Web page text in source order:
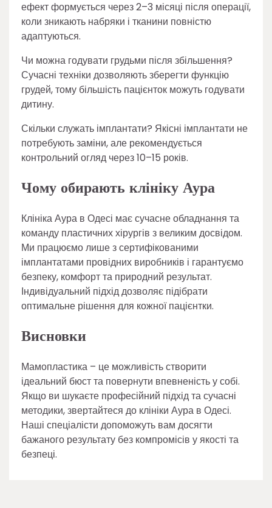
ефект формується через 2–3 місяці після операції,
коли зникають набряки і тканини повністю
адаптуються.
Чи можна годувати грудьми після збільшення?
Сучасні техніки дозволяють зберегти функцію
грудей, тому більшість пацієнток можуть годувати
дитину.
Скільки служать імплантати? Якісні імплантати не
потребують заміни, але рекомендується
контрольний огляд через 10–15 років.
Чому обирають клініку Аура
Клініка Аура в Одесі має сучасне обладнання та
команду пластичних хірургів з великим досвідом.
Ми працюємо лише з сертифікованими
імплантатами провідних виробників і гарантуємо
безпеку, комфорт та природний результат.
Індивідуальний підхід дозволяє підібрати
оптимальне рішення для кожної пацієнтки.
Висновки
Мамопластика – це можливість створити
ідеальний бюст та повернути впевненість у собі.
Якщо ви шукаєте професійний підхід та сучасні
методики, звертайтеся до клініки Аура в Одесі.
Наші спеціалісти допоможуть вам досягти
бажаного результату без компромісів у якості та
безпеці.